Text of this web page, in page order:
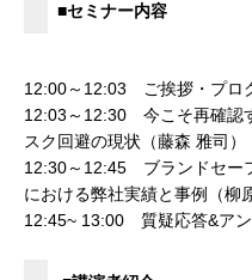
■セミナー内容
12:00～12:03 ご挨拶・プロ
12:03～12:30 今こそ再確認
スク回避の現状（藤森 雅司）
12:30～12:45 ブランドセー
における弊社実績と事例（柳
12:45~ 13:00 質疑応答&ア